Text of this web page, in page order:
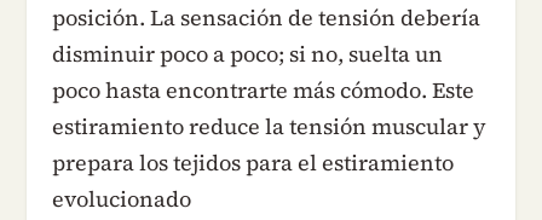
posición. La sensación de tensión debería
disminuir poco a poco; si no, suelta un
poco hasta encontrarte más cómodo. Este
estiramiento reduce la tensión muscular y
prepara los tejidos para el estiramiento
evolucionado